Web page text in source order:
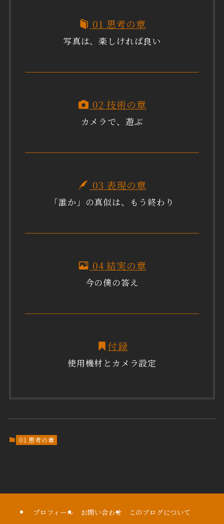
01 思考の章
写真は、楽しければ良い
02 技術の章
カメラで、遊ぶ
03 表現の章
「誰か」の真似は、もう終わり
04 結実の章
今の僕の答え
付録
使用機材とカメラ設定
01 思考の章
プロフィール お問い合わせ このブログについて